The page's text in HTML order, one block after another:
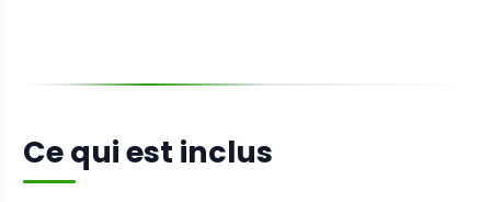
Ce qui est inclus